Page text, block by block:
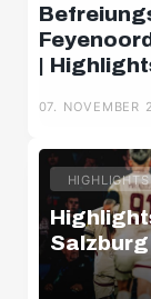
|
07. NOVEMBER
HIGHLIGHTS
Salzburg